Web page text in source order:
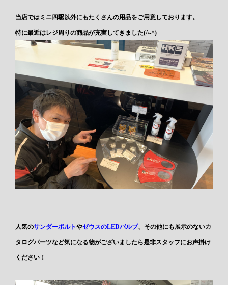
当店ではミニ四駆以外にもたくさんの用品をご用意しております。
特に最近はレジ周りの商品が充実してきました(^-^)
人気のサンダーボルトやゼウスのLEDバルブ、その他にも展示のないカ
タログパーツなど気になる物がございましたら是非スタッフにお声掛け
ください！